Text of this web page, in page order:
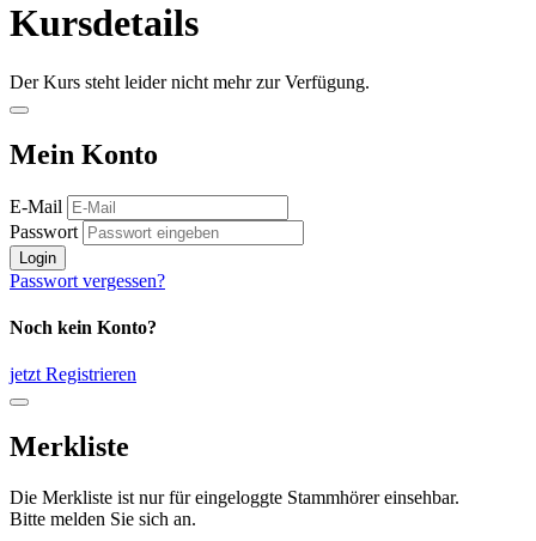
Kursdetails
Der Kurs steht leider nicht mehr zur Verfügung.
Mein Konto
E-Mail
Passwort
Login
Passwort vergessen?
Noch kein Konto?
jetzt Registrieren
Merkliste
Die Merkliste ist nur für eingeloggte Stammhörer einsehbar.
Bitte melden Sie sich an.